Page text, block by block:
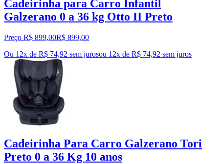
Cadeirinha para Carro Infantil
Galzerano 0 a 36 kg Otto II Preto
Preço R$ 899,00R$ 899,00
Ou 12x de R$ 74,92 sem jurosou 12x de R$ 74,92 sem juros
Cadeirinha Para Carro Galzerano Tori
Preto 0 a 36 Kg 10 anos